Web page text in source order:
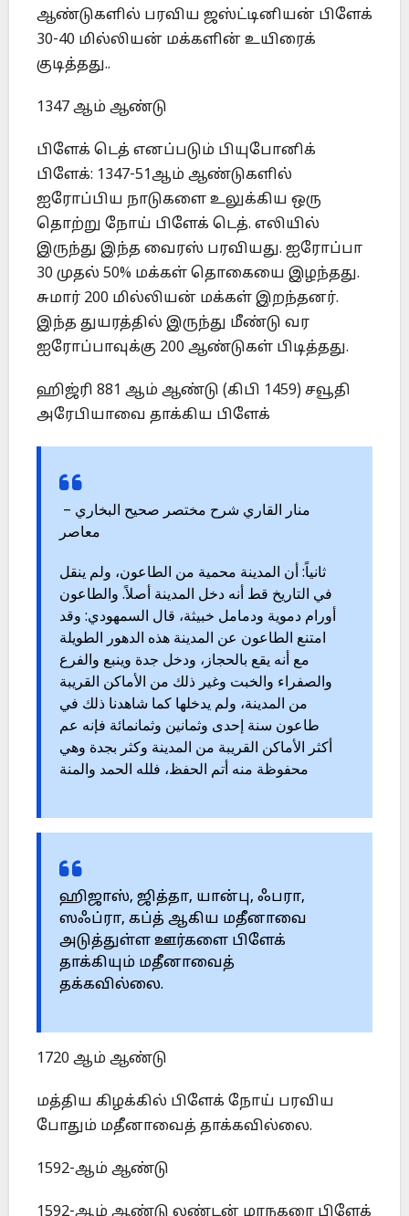
ஆண்டுகளில் பரவிய ஜஸ்ட்டினியன் பிளேக்
30-40 மில்லியன் மக்களின் உயிரைக்
குடித்தது..
1347 ஆம் ஆண்டு
பிளேக் டெத் எனப்படும் பியுபோனிக்
பிளேக்: 1347-51ஆம் ஆண்டுகளில்
ஐரோப்பிய நாடுகளை உலுக்கிய ஒரு
தொற்று நோய் பிளேக் டெத். எலியில்
இருந்து இந்த வைரஸ் பரவியது. ஐரோப்பா
30 முதல் 50% மக்கள் தொகையை இழந்தது.
சுமார் 200 மில்லியன் மக்கள் இறந்தனர்.
இந்த துயரத்தில் இருந்து மீண்டு வர
ஐரோப்பாவுக்கு 200 ஆண்டுகள் பிடித்தது.
ஹிஜ்ரி 881 ஆம் ஆண்டு (கிபி 1459) சவூதி
அரேபியாவை தாக்கிய பிளேக்
منار القاري شرح مختصر صحيح البخاري –
معاصر
ثانياً: أن المدينة محمية من الطاعون، ولم ينقل
في التاريخ قط أنه دخل المدينة أصلاً. والطاعون
أورام دموية ودمامل خبيثة، قال السمهودي: وقد
امتنع الطاعون عن المدينة هذه الدهور الطويلة
مع أنه يقع بالحجاز، ودخل جدة وينبع والفرع
والصفراء والخبت وغير ذلك من الأماكن القريبة
من المدينة، ولم يدخلها كما شاهدنا ذلك في
طاعون سنة إحدى وثمانين وثمانمائة فإنه عم
أكثر الأماكن القريبة من المدينة وكثر بجدة وهي
محفوظة منه أتم الحفظ، فلله الحمد والمنة
ஹிஜாஸ், ஜித்தா, யான்பு, ஃபரா,
ஸஃப்ரா, கப்த் ஆகிய மதீனாவை
அடுத்துள்ள ஊர்களை பிளேக்
தாக்கியும் மதீனாவைத்
தக்கவில்லை.
1720 ஆம் ஆண்டு
மத்திய கிழக்கில் பிளேக் நோய் பரவிய
போதும் மதீனாவைத் தாக்கவில்லை.
1592-ஆம் ஆண்டு